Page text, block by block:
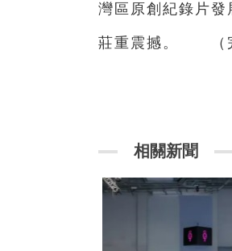
灣區原創紀錄片
莊重震撼。 （
相關新聞